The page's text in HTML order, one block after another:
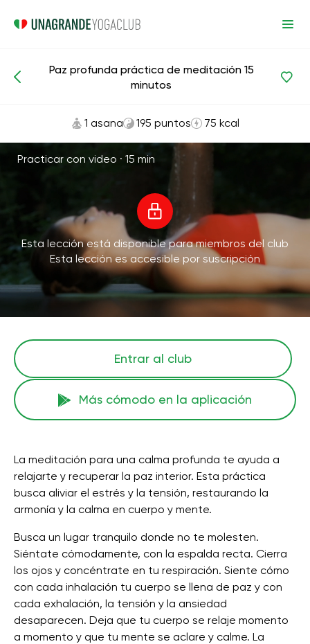
Meditaciones y respiración Relajación
Paz profunda práctica de meditación 15
minutos
1 asana 195 puntos 75 kcal
Practicar con video · 15 min
Esta lección está disponible para miembros del club
Esta lección es accesible por suscripción
Entrar al club
Más cómodo en la aplicación
La meditación para una calma profunda te ayuda a
relajarte y recuperar la paz interior. Esta práctica
busca aliviar el estrés y la tensión, restaurando la
armonía y la calma en cuerpo y mente.
Busca un lugar tranquilo donde no te molesten.
Siéntate cómodamente, con la espalda recta. Cierra
los ojos y concéntrate en tu respiración. Siente cómo
con cada inhalación tu cuerpo se llena de paz y con
cada exhalación, la tensión y la ansiedad
desaparecen. Deja que tu cuerpo se relaje momento
a momento y que tu mente se aclare y calme. La